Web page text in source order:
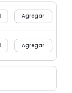
Agregar
Agregar